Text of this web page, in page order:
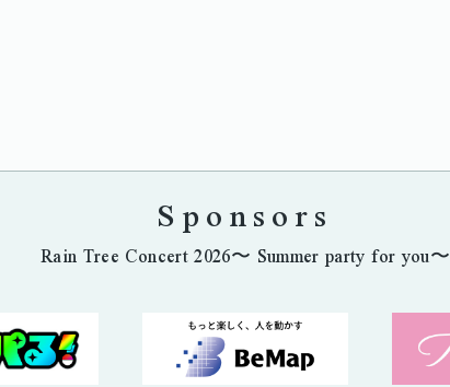
Sponsors
Rain Tree Concert 2026〜 Summer party for you〜